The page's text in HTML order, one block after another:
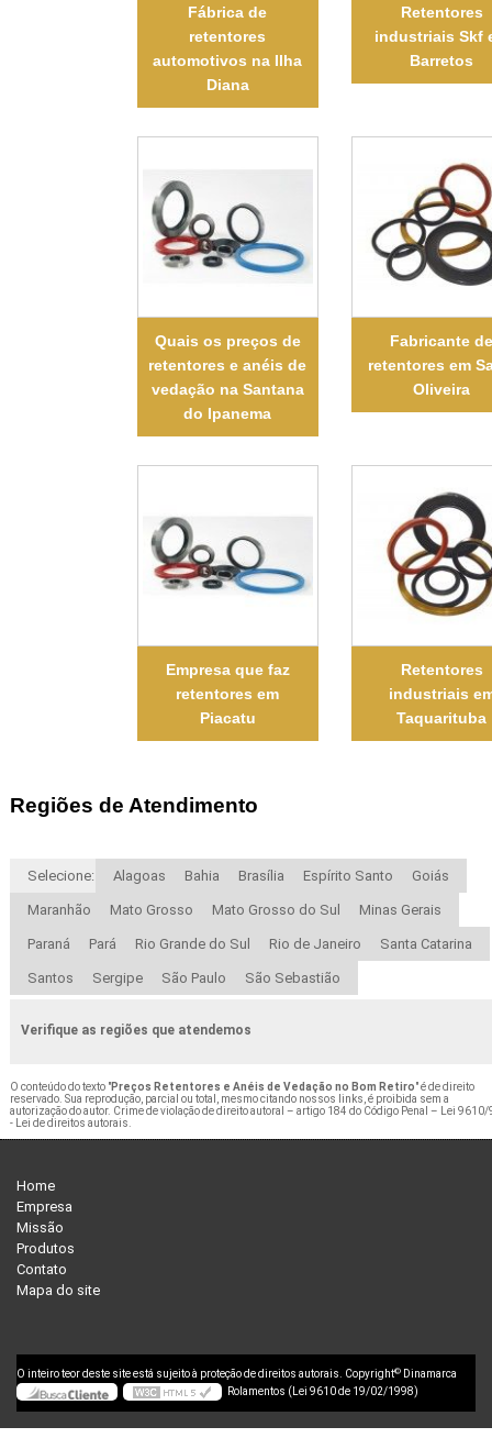
Fábrica de
retentores
automotivos na Ilha
Diana
Retentores
industriais Skf
Barretos
Quais os preços de
retentores e anéis de
vedação na Santana
do Ipanema
Fabricante
retentores em
Oliveira
Empresa que faz
retentores em
Piacatu
Retentores
industriais
Taquarituba
Regiões de Atendimento
Selecione: Alagoas Bahia Brasília Espírito Santo Goiás
Maranhão Mato Grosso Mato Grosso do Sul Minas Gerais
Paraná Pará Rio Grande do Sul Rio de Janeiro Santa Catarina
Santos Sergipe São Paulo São Sebastião
Verifique as regiões que atendemos
O conteúdo do texto "Preços Retentores e Anéis de Vedação no Bom Retiro" é de direito
reservado. Sua reprodução, parcial ou total, mesmo citando nossos links, é proibida sem a
autorização do autor. Crime de violação de direito autoral – artigo 184 do Código Penal – Lei 9610/
- Lei de direitos autorais.
Home
Empresa
Missão
Produtos
Contato
Mapa do site
O inteiro teor deste site está sujeito à proteção de direitos autorais. Copyright© Dinamarca
Rolamentos (Lei 9610 de 19/02/1998)